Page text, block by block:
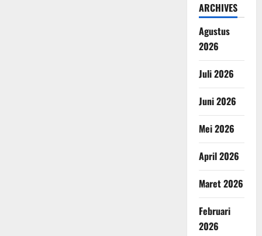
ARCHIVES
Agustus
2026
Juli 2026
Juni 2026
Mei 2026
April 2026
Maret 2026
Februari
2026